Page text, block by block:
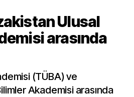
Ulusal
arasında
(TÜBA) ve
Akademisi arasında